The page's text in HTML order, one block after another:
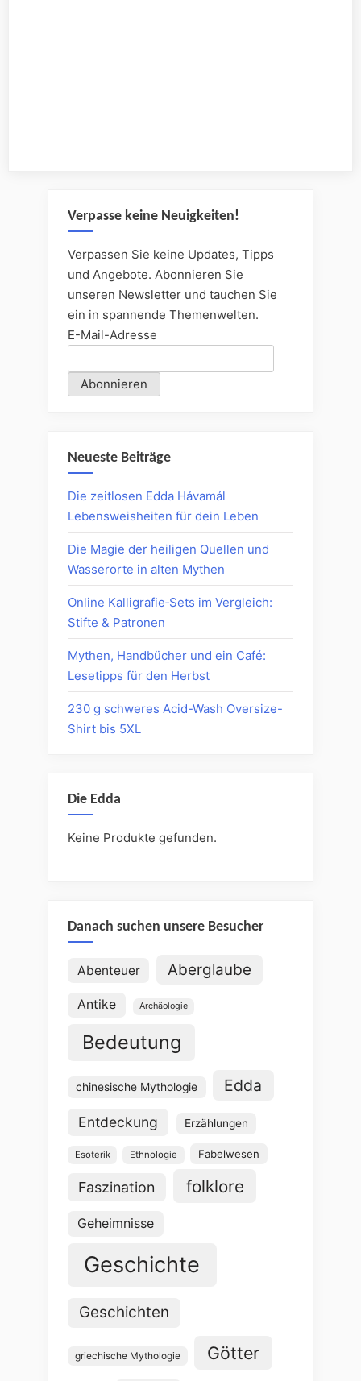
Verpasse keine Neuigkeiten!
Verpassen Sie keine Updates, Tipps
und Angebote. Abonnieren Sie
unseren Newsletter und tauchen Sie
ein in spannende Themenwelten.
E-Mail-Adresse
Neueste Beiträge
Die zeitlosen Edda Hávamál
Lebensweisheiten für dein Leben
Die Magie der heiligen Quellen und
Wasserorte in alten Mythen
Online Kalligrafie‑Sets im Vergleich:
Stifte & Patronen
Mythen, Handbücher und ein Café:
Lesetipps für den Herbst
230 g schweres Acid-Wash Oversize-
Shirt bis 5XL
Die Edda
Keine Produkte gefunden.
Danach suchen unsere Besucher
Abenteuer Aberglaube
Antike Archäologie
Bedeutung
chinesische Mythologie Edda
Entdeckung Erzählungen
Esoterik Ethnologie Fabelwesen
Faszination folklore
Geheimnisse
Geschichte
Geschichten
griechische Mythologie Götter